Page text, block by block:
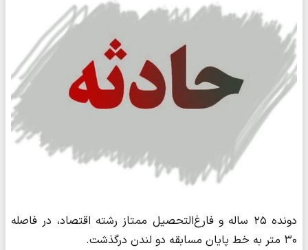
دونده ۲۵ ساله و فارغ‌التحصیل ممتاز رشته اقتصاد، در فاصله
۳۰ متر به خط پایان مسابقه دو لندن درگذشت.